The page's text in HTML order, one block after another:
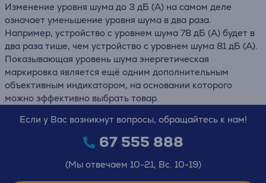
Изменение уровня шума до 3 дБ (А) на самом деле
означает уменьшение уровня шума в два раза.
Например, устройство с уровнем шума 78 дБ (А) будет в
два раза тише, чем устройство с уровнем шума 81 дБ (А).
Показывающая уровень шума энергетическая
маркировка является ещё одним дополнительным
объективным индикатором, на основании которого
можно эффективно выбрать товар.
Если у Вас возникнут вопросы, обращайтесь к нам!
67 555 888
(Мы отвечаем 10-21, Вс. 10-19)